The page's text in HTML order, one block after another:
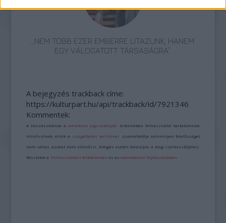
„NEM TÖBB EZER EMBERRE UTAZUNK, HANEM
EGY VÁLOGATOTT TÁRSASÁGRA”
A bejegyzés trackback címe:
https://kulturpart.hu/api/trackback/id/7921346
Kommentek:
A hozzászólások avonatkozó jogszabályok értelmében felhasználói tartalomnak
minősülnek, értük a szolgáltatás technikai üzemeltetője semmilyen felelősséget
nem vállal, azokat nem ellenőrzi. Kifogás esetén forduljon a blog szerkesztőjéhez.
Részletek a Felhasználási feltételekben és azadatvédelmi tájékoztatóban